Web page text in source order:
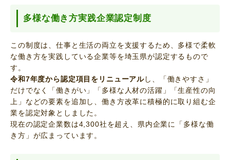
多様な働き方実践企業認定制度
この制度は、仕事と生活の両立を支援するため、多様で柔軟
な働き方を実践している企業等を埼玉県が認定するもので
す。
令和7年度から認定項目をリニューアルし、「働きやすさ」
だけでなく「働きがい」「多様な人材の活躍」「生産性の向
上」などの要素を追加し、働き方改革に積極的に取り組む企
業を認定対象としました。
現在の認定企業数は4,300社を超え、県内企業に「多様な働
き方」が広まっています。